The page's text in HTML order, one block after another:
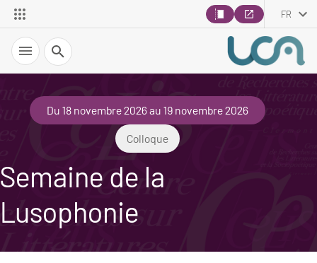
FR
Recherche
Du 18 novembre 2026 au 19 novembre 2026
Colloque
Semaine de la
Lusophonie